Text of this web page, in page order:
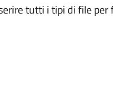
tutti i tipi di file per